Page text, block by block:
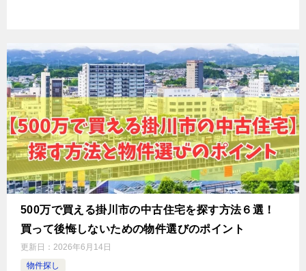
500万で買える掛川市の中古住宅を探す方法６選！
買って後悔しないための物件選びのポイント
更新日： 2026年6月14日
物件探し